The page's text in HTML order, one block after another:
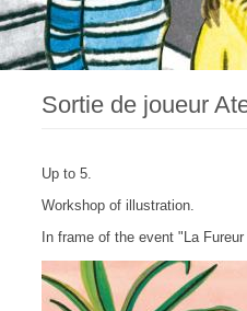
Sortie de joueur
Up to 5.
Workshop of illustration.
In frame of the event "La